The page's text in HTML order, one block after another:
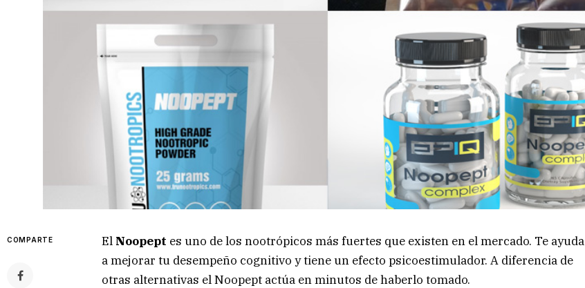
COMPARTE El Noopept es uno de los nootrópicos más fuertes que existen en el mercado. Te ayuda
a mejorar tu desempeño cognitivo y tiene un efecto psicoestimulador. A diferencia de
otras alternativas el Noopept actúa en minutos de haberlo tomado.